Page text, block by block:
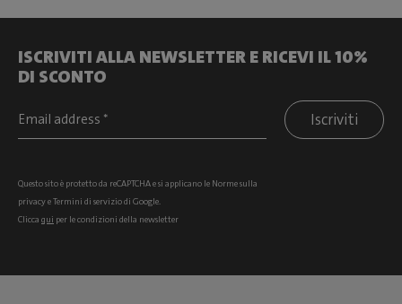
ISCRIVITI ALLA NEWSLETTER E RICEVI IL 10%
DI SCONTO
Iscriviti
Questo sito è protetto da reCAPTCHA e si applicano le Norme sulla
privacyeTermini di serviziodi Google.
Clicca qui per le condizioni della newsletter